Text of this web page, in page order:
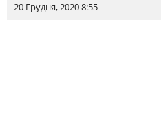
20 Грудня, 2020 8:55